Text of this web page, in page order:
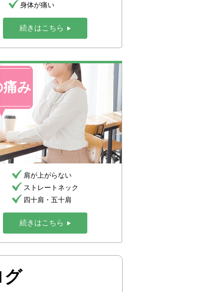
身体が痛い
続きはこちら
痛み
肩が上がらない
ストレートネック
四十肩・五十肩
続きはこちら
グ